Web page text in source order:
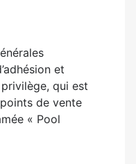
et
qui est
de vente
« Pool